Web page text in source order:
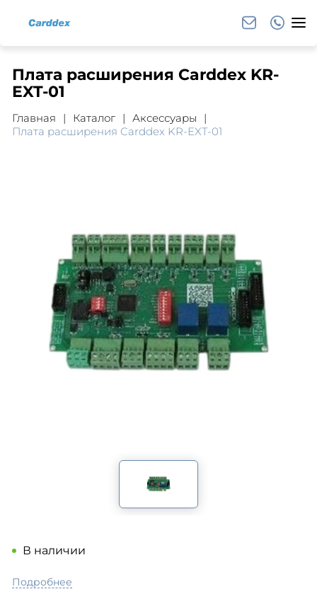
Плата расширения Carddex KR-
EXT-01
Главная Каталог
Аксессуары
Плата расширения Carddex KR-EXT-01
В наличии
Подробнее